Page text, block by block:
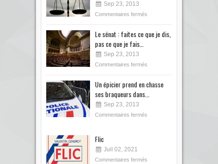
Sep 23, 2013
Commentaires fermés
Le sénat : faites ce que je dis,
pas ce que je fais…
Sep 23, 2013
Commentaires fermés
Un épicier prend en chasse
ses braqueurs dans...
Sep 23, 2013
Commentaires fermés
Flic
Juil 02, 2021
Commentaires fermés